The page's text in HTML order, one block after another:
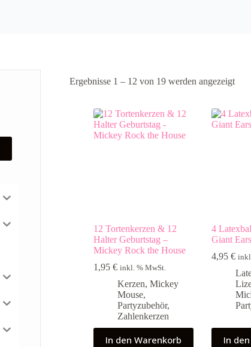
Ergebnisse 1 – 12 von 19 werden angezeigt
12 Tortenkerzen & 12
Halter Geburtstag –
Mickey Rock the House
1,95€ inkl. % MwSt.
Kerzen,Mickey
Mouse,
Partyzubehör,
Zahlenkerzen
In den Warenkorb
4
Giant
4,95€
In